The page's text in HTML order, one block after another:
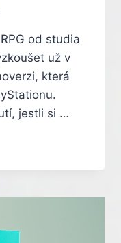
od studia
už v
která
jestli si …